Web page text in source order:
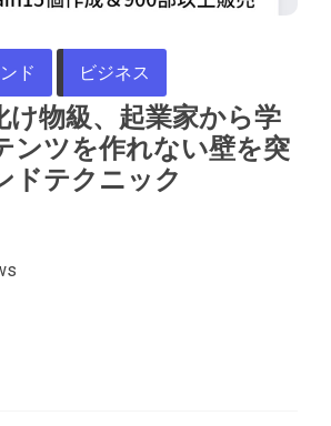
ド ビジネス
け物級、起業家から学
ンツを作れない壁を突
ドテクニック